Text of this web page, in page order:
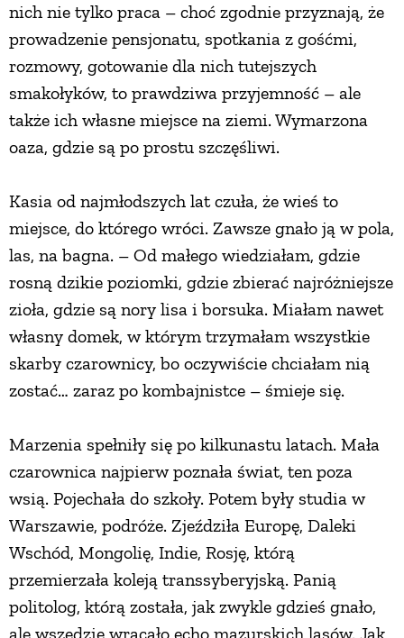
nich nie tylko praca – choć zgodnie przyznają, że
prowadzenie pensjonatu, spotkania z gośćmi,
rozmowy, gotowanie dla nich tutejszych
smakołyków, to prawdziwa przyjemność – ale
także ich własne miejsce na ziemi. Wymarzona
oaza, gdzie są po prostu szczęśliwi.
Kasia od najmłodszych lat czuła, że wieś to
miejsce, do którego wróci. Zawsze gnało ją w pola,
las, na bagna. – Od małego wiedziałam, gdzie
rosną dzikie poziomki, gdzie zbierać najróżniejsze
zioła, gdzie są nory lisa i borsuka. Miałam nawet
własny domek, w którym trzymałam wszystkie
skarby czarownicy, bo oczywiście chciałam nią
zostać… zaraz po kombajnistce – śmieje się.
Marzenia spełniły się po kilkunastu latach. Mała
czarownica najpierw poznała świat, ten poza
wsią. Pojechała do szkoły. Potem były studia w
Warszawie, podróże. Zjeździła Europę, Daleki
Wschód, Mongolię, Indie, Rosję, którą
przemierzała koleją transsyberyjską. Panią
politolog, którą została, jak zwykle gdzieś gnało,